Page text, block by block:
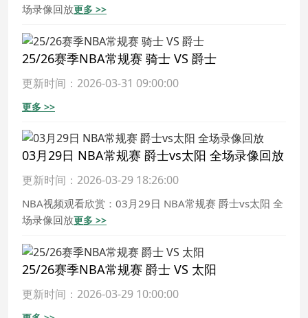
场录像回放更多 >>
25/26赛季NBA常规赛 骑士 VS 爵士
更新时间：2026-03-31 09:00:00
更多 >>
03月29日 NBA常规赛 爵士vs太阳 全场录像回放
更新时间：2026-03-29 18:26:00
NBA视频观看欣赏：03月29日 NBA常规赛 爵士vs太阳 全
场录像回放更多 >>
25/26赛季NBA常规赛 爵士 VS 太阳
更新时间：2026-03-29 10:00:00